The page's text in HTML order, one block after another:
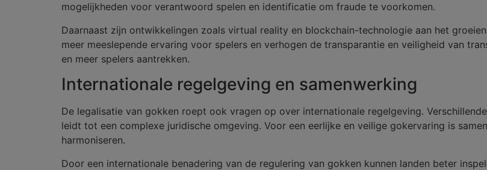
mogelijkheden voor verantwoord spelen en identificatie om fraude te voorkomen.
Daarnaast zijn ontwikkelingen zoals virtual reality en blockchain-technologie aan het
meer meeslepende ervaring voor spelers en verhogen de transparantie en veiligheid van
en meer spelers aantrekken.
Internationale regelgeving en samenwerking
De legalisatie van gokken roept ook vragen op over internationale regelgeving.
leidt tot een complexe juridische omgeving. Voor een eerlijke en veilige gokervaring is
harmoniseren.
Door een internationale benadering van de regulering van gokken kunnen landen beter